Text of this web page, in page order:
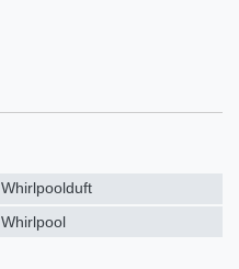
Whirlpoolduft
Whirlpool